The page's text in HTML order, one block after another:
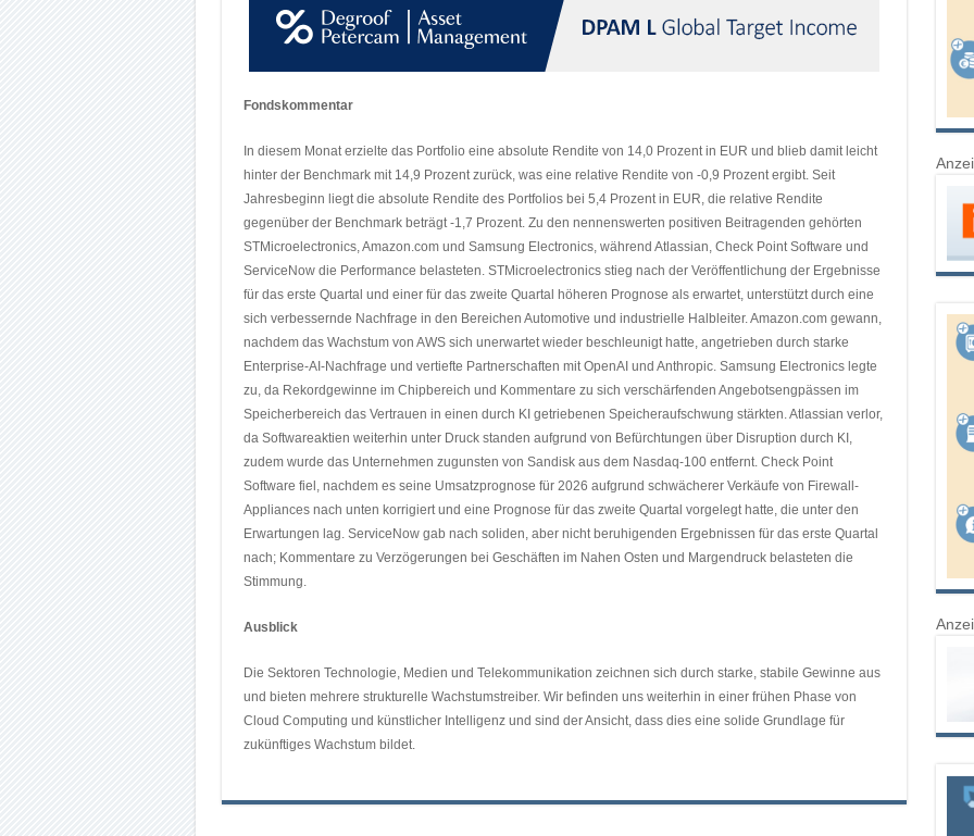
Fondskommentar
In diesem Monat erzielte das Portfolio eine absolute Rendite von 14,0 Prozent in EUR und blieb damit leicht
hinter der Benchmark mit 14,9 Prozent zurück, was eine relative Rendite von -0,9 Prozent ergibt. Seit
Jahresbeginn liegt die absolute Rendite des Portfolios bei 5,4 Prozent in EUR, die relative Rendite
gegenüber der Benchmark beträgt -1,7 Prozent. Zu den nennenswerten positiven Beitragenden gehörten
STMicroelectronics, Amazon.com und Samsung Electronics, während Atlassian, Check Point Software und
ServiceNow die Performance belasteten. STMicroelectronics stieg nach der Veröffentlichung der Ergebnisse
für das erste Quartal und einer für das zweite Quartal höheren Prognose als erwartet, unterstützt durch eine
sich verbessernde Nachfrage in den Bereichen Automotive und industrielle Halbleiter. Amazon.com gewann,
nachdem das Wachstum von AWS sich unerwartet wieder beschleunigt hatte, angetrieben durch starke
Enterprise-AI-Nachfrage und vertiefte Partnerschaften mit OpenAI und Anthropic. Samsung Electronics legte
zu, da Rekordgewinne im Chipbereich und Kommentare zu sich verschärfenden Angebotsengpässen im
Speicherbereich das Vertrauen in einen durch KI getriebenen Speicheraufschwung stärkten. Atlassian verlor,
da Softwareaktien weiterhin unter Druck standen aufgrund von Befürchtungen über Disruption durch KI,
zudem wurde das Unternehmen zugunsten von Sandisk aus dem Nasdaq-100 entfernt. Check Point
Software fiel, nachdem es seine Umsatzprognose für 2026 aufgrund schwächerer Verkäufe von Firewall-
Appliances nach unten korrigiert und eine Prognose für das zweite Quartal vorgelegt hatte, die unter den
Erwartungen lag. ServiceNow gab nach soliden, aber nicht beruhigenden Ergebnissen für das erste Quartal
nach; Kommentare zu Verzögerungen bei Geschäften im Nahen Osten und Margendruck belasteten die
Stimmung.
Ausblick
Die Sektoren Technologie, Medien und Telekommunikation zeichnen sich durch starke, stabile Gewinne aus
und bieten mehrere strukturelle Wachstumstreiber. Wir befinden uns weiterhin in einer frühen Phase von
Cloud Computing und künstlicher Intelligenz und sind der Ansicht, dass dies eine solide Grundlage für
zukünftiges Wachstum bildet.